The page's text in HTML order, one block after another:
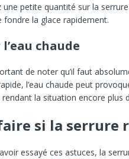
une petite quantité sur la
fondre la glace rapidement.
chaude
de noter qu’il faut
l’eau chaude peut
la situation encore plus
si la serrure
essayé ces astuces, la